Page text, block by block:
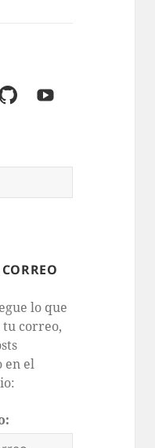
Youtube
lo que
tu correo,
en el